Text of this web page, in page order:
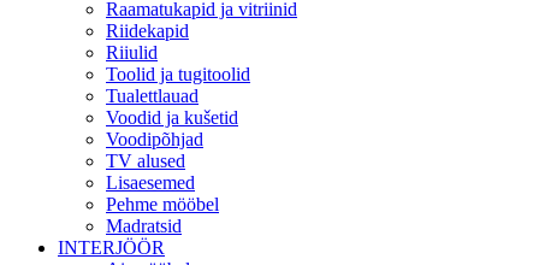
Raamatukapid ja vitriinid
Riidekapid
Riiulid
Toolid ja tugitoolid
Tualettlauad
Voodid ja kušetid
Voodipõhjad
TV alused
Lisaesemed
Pehme mööbel
Madratsid
INTERJÖÖR